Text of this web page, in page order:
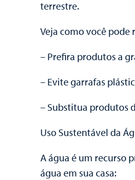
terrestre.
Veja como você pode
– Prefira produtos a
– Evite garrafas
– Substitua produtos
Uso Sustentável da
A água é um recurso
água em sua casa: